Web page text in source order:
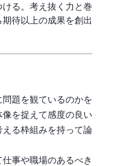
る。考え抜く力と巻
待以上の成果を創出
題を観ているのかを
を捉えて感度の良い
る枠組みを持って論
事や職場のあるべき